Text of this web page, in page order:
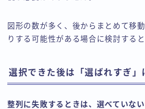
図形の数が多く、後からまとめて移
りする可能性がある場合に検討する
選択できた後は「選ばれすぎ」
整列に失敗するときは、選べていな